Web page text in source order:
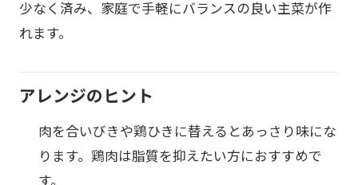
少なく済み、家庭で手軽にバランスの良い主菜が作
れます。
アレンジのヒント
肉を合いびきや鶏ひきに替えるとあっさり味にな
ります。鶏肉は脂質を抑えたい方におすすめで
す。